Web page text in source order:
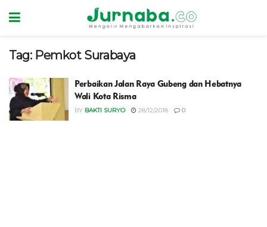
Tag: Pemkot Surabaya
Perbaikan Jalan Raya Gubeng dan Hebatnya
Wali Kota Risma
BY BAKTI SURYO 28/12/2018 0